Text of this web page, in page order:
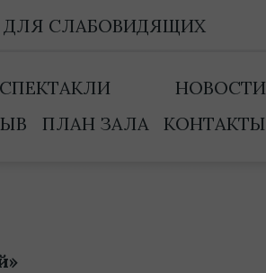
ДЛЯ СЛАБОВИДЯЩИХ
СПЕКТАКЛИ
НОВОСТИ
ПЛАН ЗАЛА КОНТАКТЫ